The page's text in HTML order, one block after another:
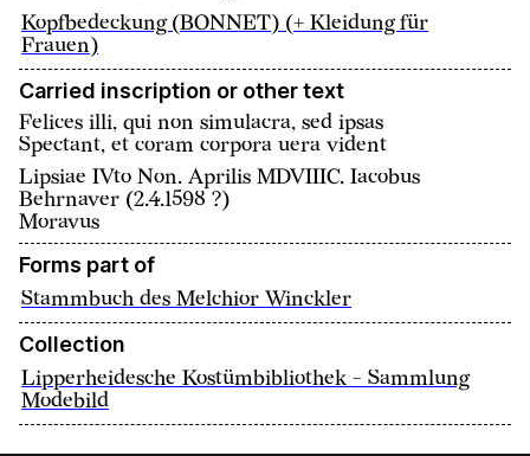
Kopfbedeckung (BONNET) (+ Kleidung für
Frauen)
Carried inscription or other text
Felices illi, qui non simulacra, sed ipsas
Spectant, et coram corpora uera vident
Lipsiae IVto Non. Aprilis MDVIIIC. Iacobus
Behrnaver (2.4.1598 ?)
Moravus
Forms part of
Stammbuch des Melchior Winckler
Collection
Lipperheidesche Kostümbibliothek - Sammlung
Modebild